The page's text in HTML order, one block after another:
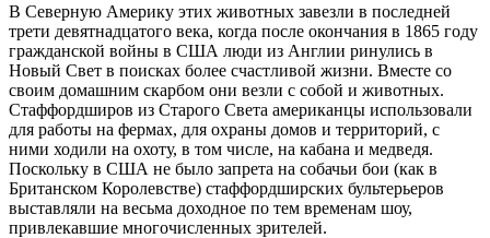
В Северную Америку этих животных завезли в последней
трети девятнадцатого века, когда после окончания в 1865 году
гражданской войны в США люди из Англии ринулись в
Новый Свет в поисках более счастливой жизни. Вместе со
своим домашним скарбом они везли с собой и животных.
Стаффордширов из Старого Света американцы использовали
для работы на фермах, для охраны домов и территорий, с
ними ходили на охоту, в том числе, на кабана и медведя.
Поскольку в США не было запрета на собачьи бои (как в
Британском Королевстве) стаффордширских бультерьеров
выставляли на весьма доходное по тем временам шоу,
привлекавшие многочисленных зрителей.